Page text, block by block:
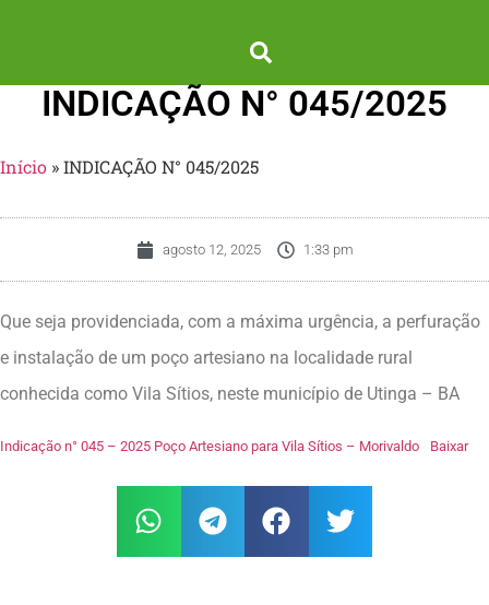
INDICAÇÃO N° 045/2025
Início »INDICAÇÃO N° 045/2025
agosto 12, 2025 1:33 pm
Que seja providenciada, com a máxima urgência, a perfuração
e instalação de um poço artesiano na localidade rural
conhecida como Vila Sítios, neste município de Utinga – BA
Indicação n° 045 – 2025 Poço Artesiano para Vila Sítios – Morivaldo Baixar